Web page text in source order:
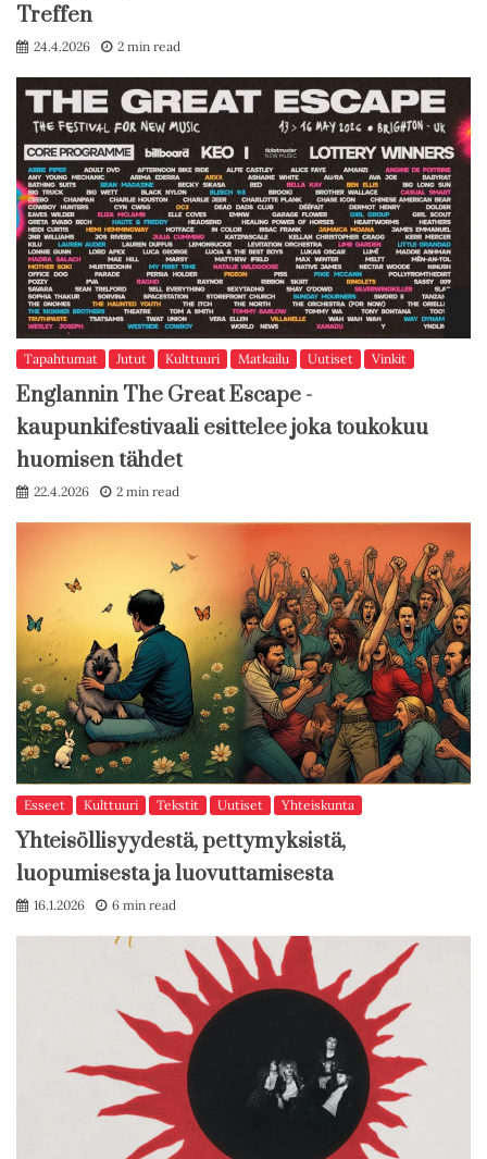
Treffen
24.4.2026 2 min read
Tapahtumat Jutut Kulttuuri Matkailu Uutiset Vinkit
Englannin The Great Escape -
kaupunkifestivaali esittelee joka toukokuu
huomisen tähdet
22.4.2026 2 min read
Esseet Kulttuuri Tekstit Uutiset Yhteiskunta
Yhteisöllisyydestä, pettymyksistä,
luopumisesta ja luovuttamisesta
16.1.2026 6 min read